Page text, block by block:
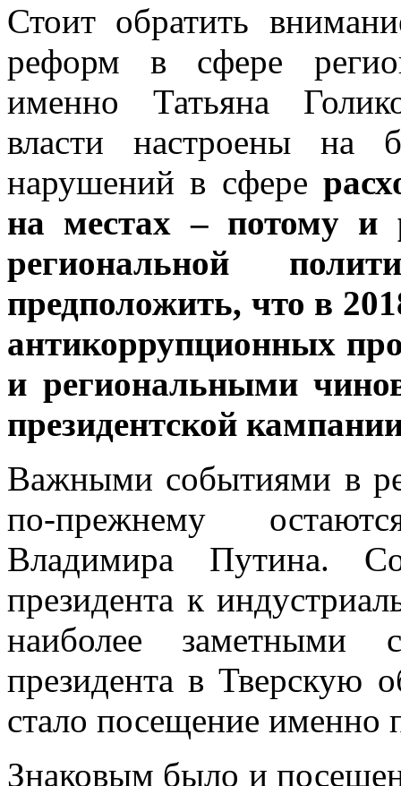
Стоит обратить
реформ в сфере
именно Татьяна
власти настроены на
нарушений в сфере
на местах – потому
региональной
предположить, что в
антикоррупционных
и региональными
президентской
Важными событиями в
по-прежнему
Владимира Путина.
президента к
наиболее заметными
президента в Тверскую
стало посещение
Знаковым было и